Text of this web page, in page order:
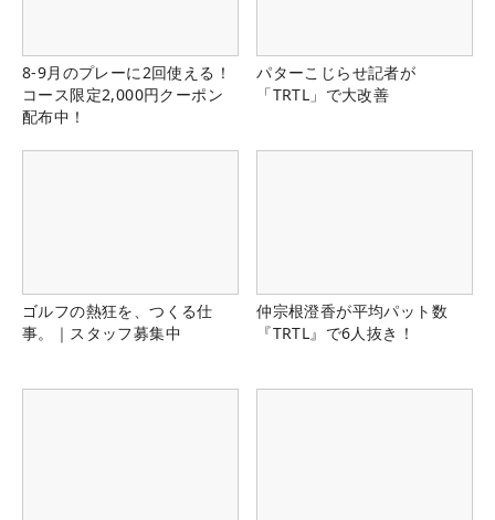
8-9月のプレーに2回使える！
コース限定2,000円クーポン
配布中！
パターこじらせ記者が
「TRTL」で大改善
ゴルフの熱狂を、つくる仕
事。｜スタッフ募集中
仲宗根澄香が平均パット数
『TRTL』で6人抜き！